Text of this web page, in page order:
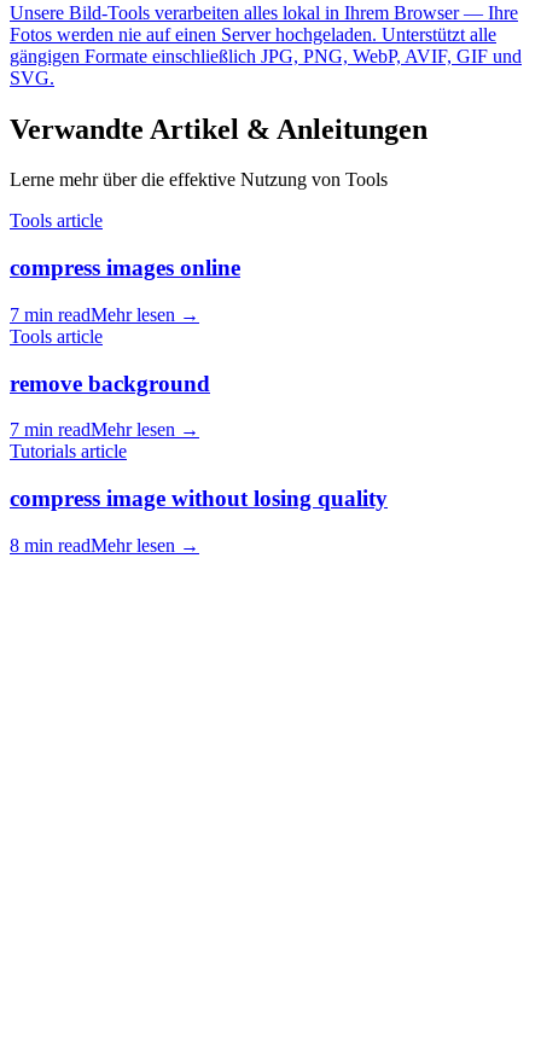
Unsere Bild-Tools verarbeiten alles lokal in Ihrem Browser — Ihre
Fotos werden nie auf einen Server hochgeladen. Unterstützt alle
gängigen Formate einschließlich JPG, PNG, WebP, AVIF, GIF und
SVG.
Verwandte Artikel & Anleitungen
Lerne mehr über die effektive Nutzung von Tools
Tools article
compress images online
7 min readMehr lesen →
Tools article
remove background
7 min readMehr lesen →
Tutorials article
compress image without losing quality
8 min readMehr lesen →